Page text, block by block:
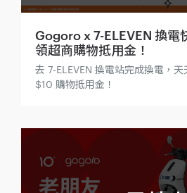
Gogoro x 7-ELEVEN 換電
領超商購物抵用金！
去 7-ELEVEN 換電站完成換電，天
$10 購物抵用金！